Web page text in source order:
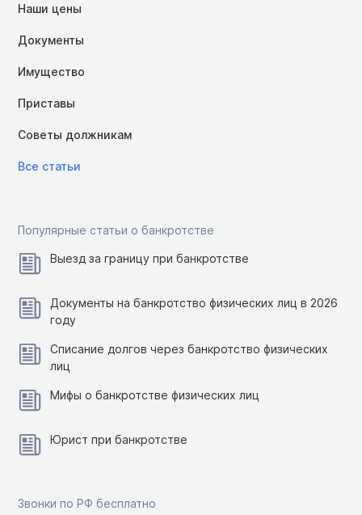
Наши цены
Документы
Имущество
Приставы
Советы должникам
Все статьи
Популярные статьи о банкротстве
Выезд за границу при банкротстве
Документы на банкротство физических лиц в 2026
году
Списание долгов через банкротство физических
лиц
Мифы о банкротстве физических лиц
Юрист при банкротстве
Звонки по РФ бесплатно